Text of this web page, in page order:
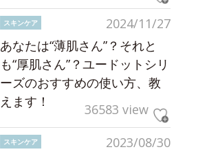
2024/11/27
スキンケア
あなたは“薄肌さん”？それと
も“厚肌さん”？ユードットシリ
ーズのおすすめの使い方、教
えます！
36583 view
2023/08/30
スキンケア